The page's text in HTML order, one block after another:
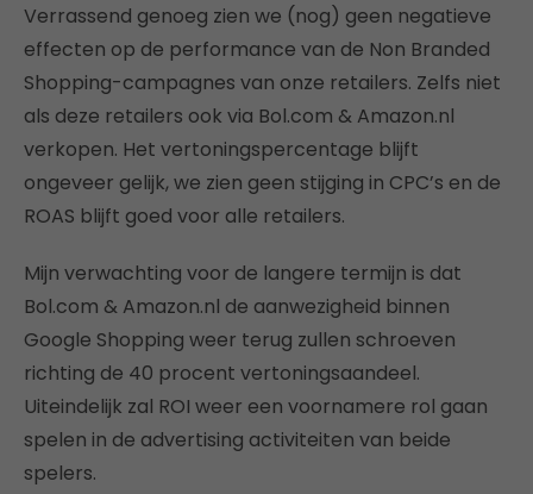
Verrassend genoeg zien we (nog) geen negatieve
effecten op de performance van de Non Branded
Shopping-campagnes van onze retailers. Zelfs niet
als deze retailers ook via Bol.com & Amazon.nl
verkopen. Het vertoningspercentage blijft
ongeveer gelijk, we zien geen stijging in CPC’s en de
ROAS blijft goed voor alle retailers.
Mijn verwachting voor de langere termijn is dat
Bol.com & Amazon.nl de aanwezigheid binnen
Google Shopping weer terug zullen schroeven
richting de 40 procent vertoningsaandeel.
Uiteindelijk zal ROI weer een voornamere rol gaan
spelen in de advertising activiteiten van beide
spelers.